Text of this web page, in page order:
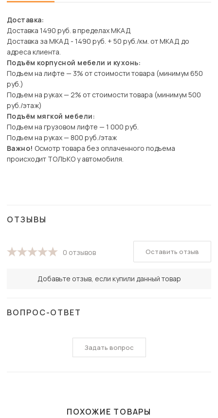
Доставка:
Доставка 1490 руб. в пределах МКАД
Доставка за МКАД - 1490 руб. + 50 руб./км. от МКАД до
адреса клиента.
Подъём корпусной мебели и кухонь:
Подъем на лифте — 3% от стоимости товара (минимум 650
руб.)
Подъем на руках — 2% от стоимости товара (минимум 500
руб./этаж)
Подъём мягкой мебели:
Подъем на грузовом лифте — 1 000 руб.
Подъем на руках — 800 руб./этаж
Важно! Осмотр товара без оплаченного подъема
происходит ТОЛЬКО у автомобиля.
ОТЗЫВЫ
0 отзывов
Добавьте отзыв, если купили данный товар
Оставить отзыв
ВОПРОС-ОТВЕТ
Задать вопрос
ПОХОЖИЕ ТОВАРЫ